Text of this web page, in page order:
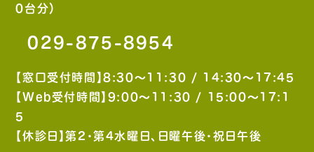
0台分）
029-875-8954
【窓口受付時間】8:30〜11:30 / 14:30〜17:45
【Web受付時間】9:00〜11:30 / 15:00〜17:1
5
【休診日】第2・第4水曜日、日曜午後・祝日午後